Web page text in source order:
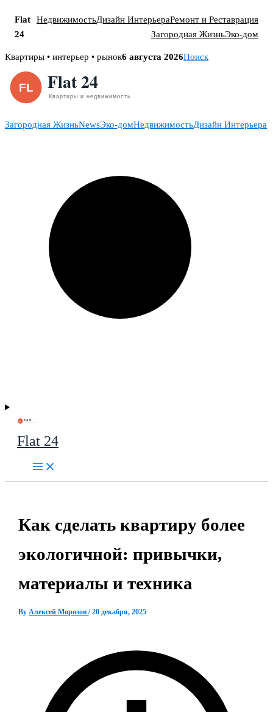
Flat
24
НедвижимостьДизайн ИнтерьераРемонт и Реставрация
Загородная ЖизньЭко-дом
Skip
content
Квартиры • интерьер • рынок6 августа 2026Поиск
Загородная ЖизньNewsЭко-домНедвижимостьДизайн Интерьера
Flat 24
Как сделать квартиру более
экологичной: привычки,
материалы и техника
ByАлексей Морозов/20 декабря, 2025